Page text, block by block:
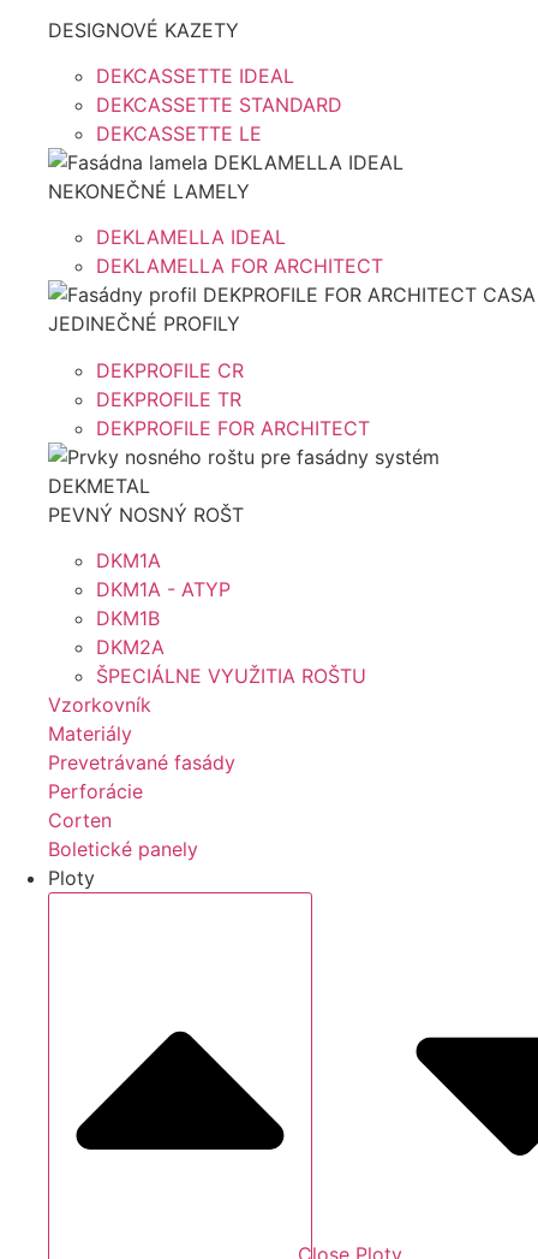
DESIGNOVÉ KAZETY
DEKCASSETTE IDEAL
DEKCASSETTE STANDARD
DEKCASSETTE LE
NEKONEČNÉ LAMELY
DEKLAMELLA IDEAL
DEKLAMELLA FOR ARCHITECT
JEDINEČNÉ PROFILY
DEKPROFILE CR
DEKPROFILE TR
DEKPROFILE FOR ARCHITECT
PEVNÝ NOSNÝ ROŠT
DKM1A
DKM1A - ATYP
DKM1B
DKM2A
ŠPECIÁLNE VYUŽITIA ROŠTU
Vzorkovník
Materiály
Prevetrávané fasády
Perforácie
Corten
Boletické panely
Ploty
Close Ploty